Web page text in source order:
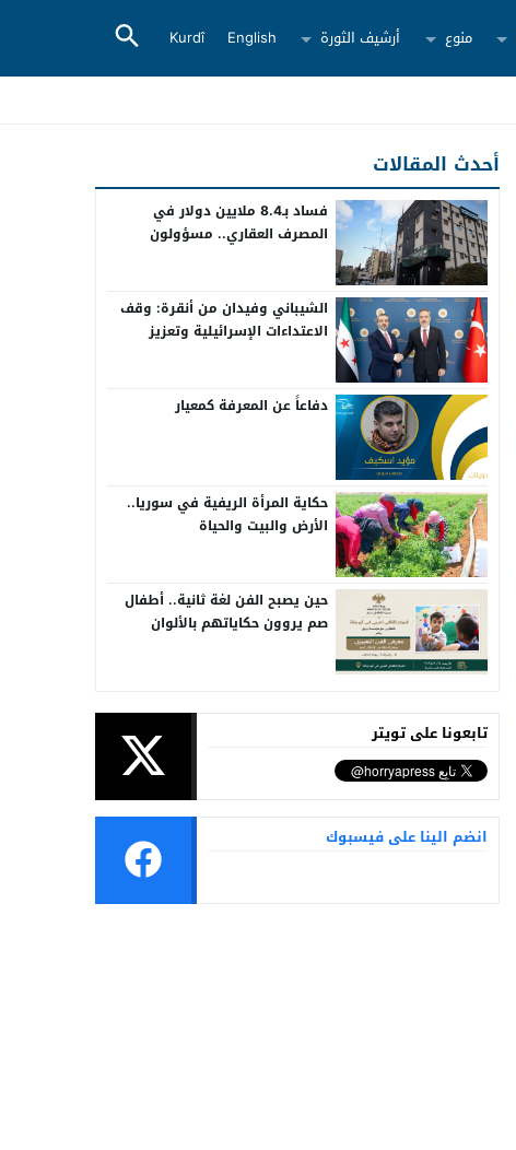
منوع أرشيف الثورة English
Kurdî
أحدث المقالات
فساد بـ8.4 ملايين دولار في
المصرف العقاري.. مسؤولون
الشيباني وفيدان من أنقرة: وقف
الاعتداءات الإسرائيلية وتعزيز
دفاعاً عن المعرفة كمعيار
حكاية المرأة الريفية في سوريا..
الأرض والبيت والحياة
حين يصبح الفن لغة ثانية.. أطفال
صم يروون حكاياتهم بالألوان
انضم الينا على فيسبوك
تابعونا على تويتر